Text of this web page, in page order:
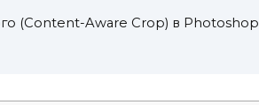
(Content-Aware Crop) в Photoshop